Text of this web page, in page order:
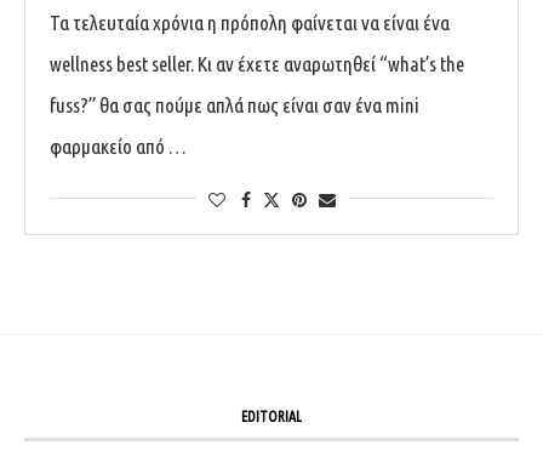
Τα τελευταία χρόνια η πρόπολη φαίνεται να είναι ένα
wellness best seller. Κι αν έχετε αναρωτηθεί “what’s the
fuss?” θα σας πούμε απλά πως είναι σαν ένα mini
φαρμακείο από …
EDITORIAL